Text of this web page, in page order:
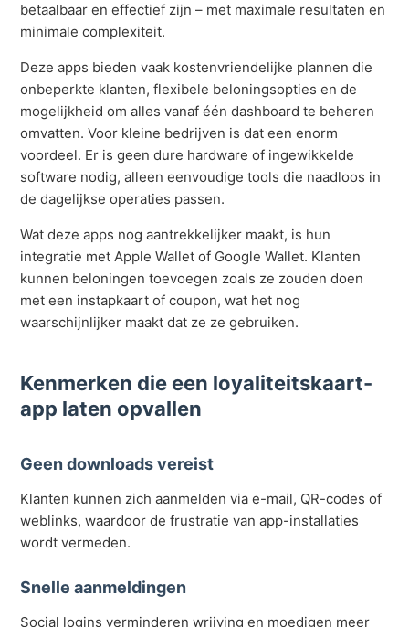
betaalbaar en effectief zijn – met maximale resultaten en
minimale complexiteit.
Deze apps bieden vaak kostenvriendelijke plannen die
onbeperkte klanten, flexibele beloningsopties en de
mogelijkheid om alles vanaf één dashboard te beheren
omvatten. Voor kleine bedrijven is dat een enorm
voordeel. Er is geen dure hardware of ingewikkelde
software nodig, alleen eenvoudige tools die naadloos in
de dagelijkse operaties passen.
Wat deze apps nog aantrekkelijker maakt, is hun
integratie met Apple Wallet of Google Wallet. Klanten
kunnen beloningen toevoegen zoals ze zouden doen
met een instapkaart of coupon, wat het nog
waarschijnlijker maakt dat ze ze gebruiken.
Kenmerken die een loyaliteitskaart-
app laten opvallen
Geen downloads vereist
Klanten kunnen zich aanmelden via e-mail, QR-codes of
weblinks, waardoor de frustratie van app-installaties
wordt vermeden.
Snelle aanmeldingen
Social logins verminderen wrijving en moedigen meer